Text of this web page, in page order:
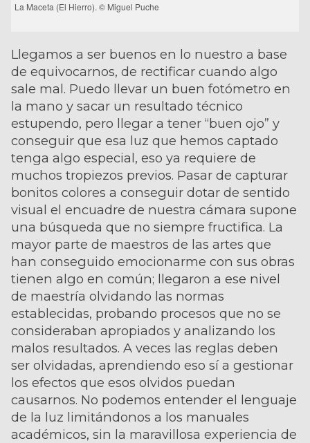
La Maceta (El Hierro). © Miguel Puche
Llegamos a ser buenos en lo nuestro a base
de equivocarnos, de rectificar cuando algo
sale mal. Puedo llevar un buen fotómetro en
la mano y sacar un resultado técnico
estupendo, pero llegar a tener “buen ojo” y
conseguir que esa luz que hemos captado
tenga algo especial, eso ya requiere de
muchos tropiezos previos. Pasar de capturar
bonitos colores a conseguir dotar de sentido
visual el encuadre de nuestra cámara supone
una búsqueda que no siempre fructifica. La
mayor parte de maestros de las artes que
han conseguido emocionarme con sus obras
tienen algo en común; llegaron a ese nivel
de maestría olvidando las normas
establecidas, probando procesos que no se
consideraban apropiados y analizando los
malos resultados. A veces las reglas deben
ser olvidadas, aprendiendo eso sí a gestionar
los efectos que esos olvidos puedan
causarnos. No podemos entender el lenguaje
de la luz limitándonos a los manuales
académicos, sin la maravillosa experiencia de